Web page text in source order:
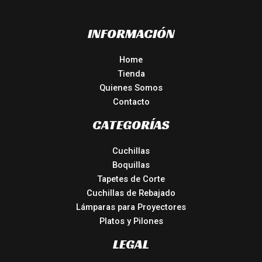
INFORMACIÓN
Home
Tienda
Quienes Somos
Contacto
CATEGORÍAS
Cuchillas
Boquillas
Tapetes de Corte
Cuchillas de Rebajado
Lámparas para Proyectores
Platos y Pilones
LEGAL